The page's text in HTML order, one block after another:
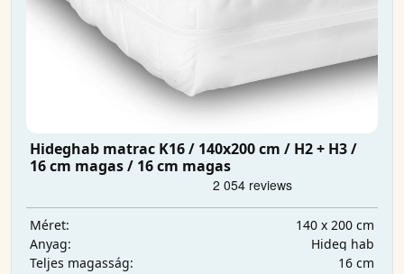
Hideghab matrac K16 / 140x200 cm / H2 + H3 /
16 cm magas / 16 cm magas
Méret:
140 x 200 cm
Anyag:
Hideg hab
Teljes magasság:
16 cm